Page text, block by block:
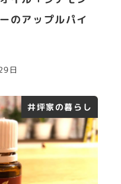
のアップルパイ
日
井坪家の暮らし